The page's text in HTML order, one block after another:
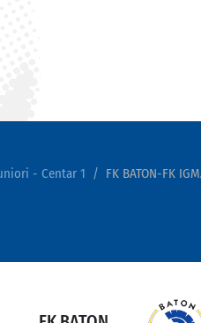
- Centar 1 FK BATON-FK